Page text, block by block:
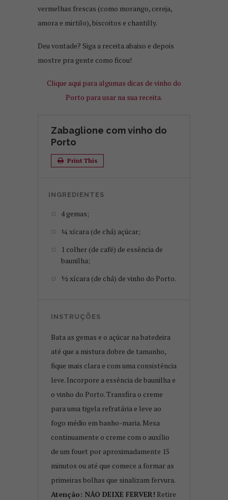
vermelhas frescas (como morango, cereja,
amora e mirtilo), biscoitos e chantilly.
Deu vontade? Siga a receita abaixo e depois
mostre pra gente como ficou!
Clique aqui para algumas dicas de vinho do
Porto para usar na sua receita.
Zabaglione com vinho do
Porto
Print This
INGREDIENTES
4 gemas;
¼ xícara (de chá) açúcar;
1 colher (de café) de essência de
baunilha;
½ xícara (de chá) de vinho do Porto.
INSTRUÇÕES
Bata as gemas e o açúcar na batedeira
até que a mistura dobre de tamanho,
fique mais clara e com uma consistência
leve. Incorpore a essência de baunilha e
o vinho do Porto. Transfira o creme
para uma tigela refratária e leve ao
fogo médio em banho-maria. Mexa
continuamente o creme com o auxílio
de um fouet por aproximadamente 15
minutos ou até que comece a formar as
primeiras bolhas que sinalizam fervura.
Atenção: NÃO DEIXE FERVER! Retire